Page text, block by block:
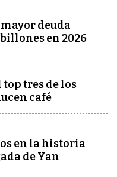
mayor deuda
en 2026
top tres de los
café
en la historia
de Yan